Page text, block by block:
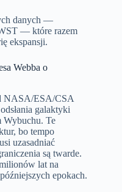
danych —
— które razem
ekspansji.
Webba o
NASA/ESA/CSA
galaktyki
Wybuchu. Te
bo tempo
uzasadniać
są twarde.
lat na
epokach.